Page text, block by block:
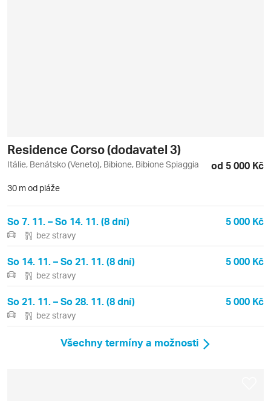
Residence Corso (dodavatel 3)
Itálie, Benátsko (Veneto), Bibione, Bibione Spiaggia od 5 000 Kč
30 m od pláže
So 7. 11. – So 14. 11. (8 dní) 5 000 Kč
bez stravy
So 14. 11. – So 21. 11. (8 dní) 5 000 Kč
bez stravy
So 21. 11. – So 28. 11. (8 dní) 5 000 Kč
bez stravy
Všechny termíny a možnosti